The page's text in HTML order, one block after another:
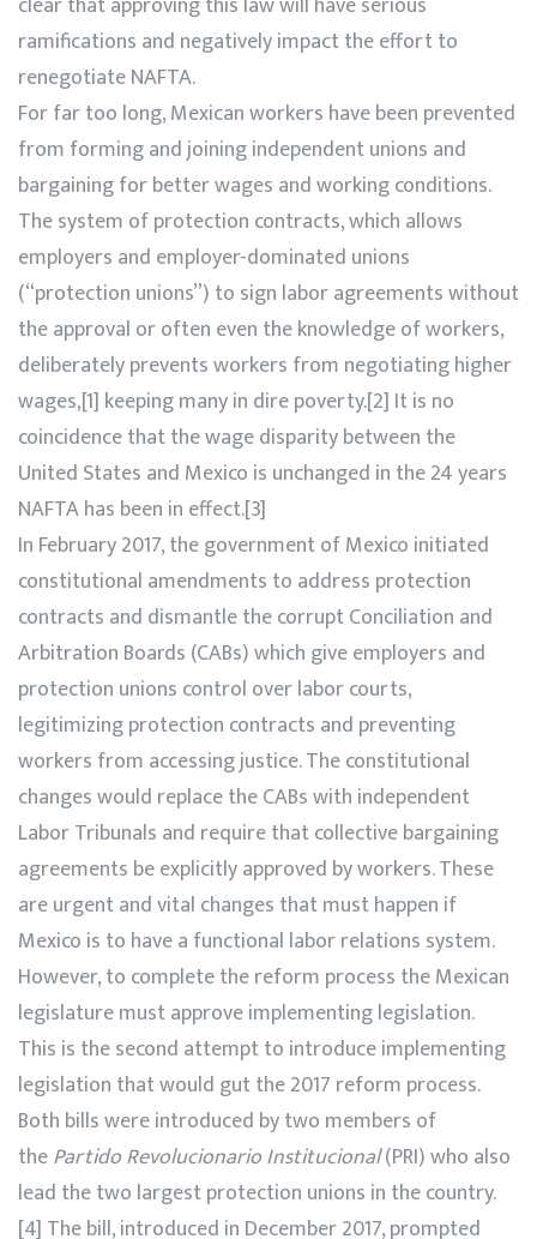
ramifications and negatively impact the effort to
renegotiate NAFTA.
For far too long, Mexican workers have been prevented
from forming and joining independent unions and
bargaining for better wages and working conditions.
The system of protection contracts, which allows
employers and employer-dominated unions
(“protection unions”) to sign labor agreements without
the approval or often even the knowledge of workers,
deliberately prevents workers from negotiating higher
wages,[1] keeping many in dire poverty.[2] It is no
coincidence that the wage disparity between the
United States and Mexico is unchanged in the 24 years
NAFTA has been in effect.[3]
In February 2017, the government of Mexico initiated
constitutional amendments to address protection
contracts and dismantle the corrupt Conciliation and
Arbitration Boards (CABs) which give employers and
protection unions control over labor courts,
legitimizing protection contracts and preventing
workers from accessing justice. The constitutional
changes would replace the CABs with independent
Labor Tribunals and require that collective bargaining
agreements be explicitly approved by workers. These
are urgent and vital changes that must happen if
Mexico is to have a functional labor relations system.
However, to complete the reform process the Mexican
legislature must approve implementing legislation.
This is the second attempt to introduce implementing
legislation that would gut the 2017 reform process.
Both bills were introduced by two members of
thePartido Revolucionario Institucional(PRI) who also
lead the two largest protection unions in the country.
[4] The bill, introduced in December 2017, prompted